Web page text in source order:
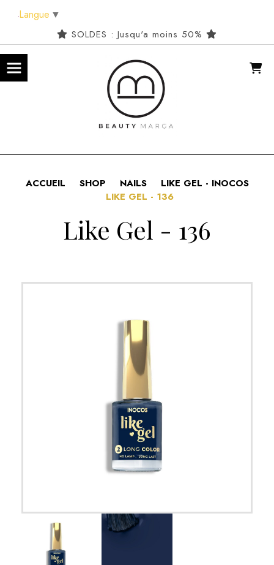
SOLDES : Jusqu'a moins 50%
ACCUEIL SHOP NAILS
LIKE GEL - INOCOS
LIKE GEL - 136
Like Gel - 136
Langue ▼